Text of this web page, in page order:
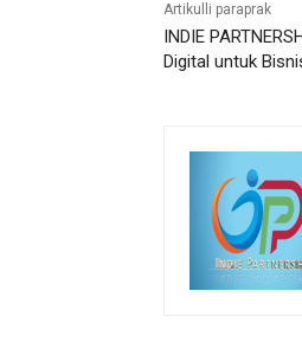
Artikulli paraprak
INDIE
Digital untuk